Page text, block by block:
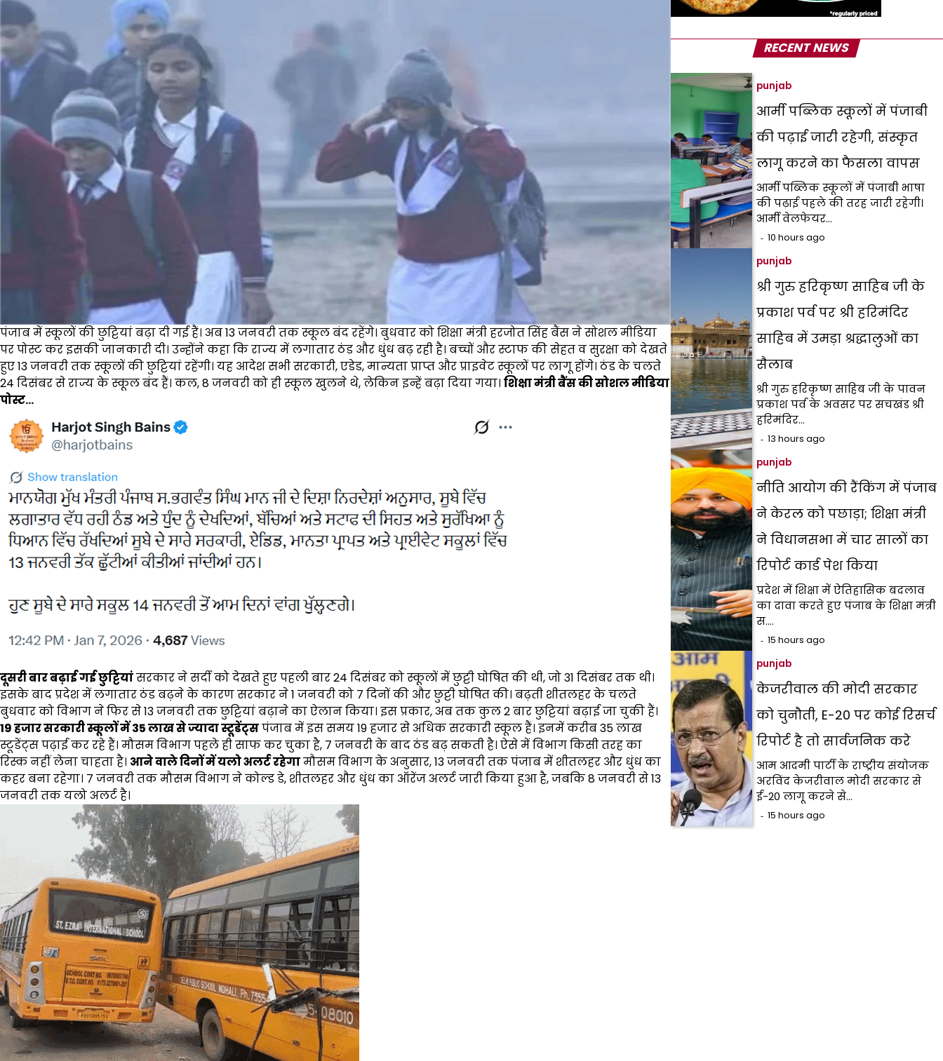
पंजाब में स्कूलों की छुट्टियां बढ़ा दी गई हैं। अब 13 जनवरी तक स्कूल बंद रहेंगे। बुधवार को शिक्षा मंत्री हरजोत सिंह बैंस ने सोशल मीडिया
पर पोस्ट कर इसकी जानकारी दी। उन्होंने कहा कि राज्य में लगातार ठंड और धुंध बढ़ रही है। बच्चों और स्टाफ की सेहत व सुरक्षा को देखते
हुए 13 जनवरी तक स्कूलों की छुट्टियां रहेंगी। यह आदेश सभी सरकारी, एडेड, मान्यता प्राप्त और प्राइवेट स्कूलों पर लागू होंगे। ठंड के चलते
24 दिसंबर से राज्य के स्कूल बंद हैं। कल, 8 जनवरी को ही स्कूल खुलने थे, लेकिन इन्हें बढ़ा दिया गया। शिक्षा मंत्री बैंस की सोशल मीडिया
पोस्ट…
दूसरी बार बढ़ाई गई छुट्टियांसरकार ने सर्दी को देखते हुए पहली बार 24 दिसंबर को स्कूलों में छुट्टी घोषित की थी, जो 31 दिसंबर तक थी।
इसके बाद प्रदेश में लगातार ठंड बढ़ने के कारण सरकार ने 1 जनवरी को 7 दिनों की और छुट्टी घोषित की। बढ़ती शीतलहर के चलते
बुधवार को विभाग ने फिर से 13 जनवरी तक छुट्टियां बढ़ाने का ऐलान किया। इस प्रकार, अब तक कुल 2 बार छुट्टियां बढ़ाई जा चुकी हैं।
19 हजार सरकारी स्कूलों में 35 लाख से ज्यादा स्टूडेंट्सपंजाब में इस समय 19 हजार से अधिक सरकारी स्कूल हैं। इनमें करीब 35 लाख
स्टूडेंट्स पढ़ाई कर रहे हैं। मौसम विभाग पहले ही साफ कर चुका है, 7 जनवरी के बाद ठंड बढ़ सकती है। ऐसे में विभाग किसी तरह का
रिस्क नहीं लेना चाहता है। आने वाले दिनों में यलो अलर्ट रहेगामौसम विभाग के अनुसार, 13 जनवरी तक पंजाब में शीतलहर और धुंध का
कहर बना रहेगा। 7 जनवरी तक मौसम विभाग ने कोल्ड डे, शीतलहर और धुंध का ऑरेंज अलर्ट जारी किया हुआ है, जबकि 8 जनवरी से 13
जनवरी तक यलो अलर्ट है।
RECENT NEWS
punjab
आर्मी पब्लिक स्कूलों में पंजाबी
की पढ़ाई जारी रहेगी, संस्कृत
लागू करने का फैसला वापस
आर्मी पब्लिक स्कूलों में पंजाबी भाषा
की पढ़ाई पहले की तरह जारी रहेगी।
आर्मी वेलफेयर…
10 hours ago
punjab
श्री गुरु हरिकृष्ण साहिब जी के
प्रकाश पर्व पर श्री हरिमंदिर
साहिब में उमड़ा श्रद्धालुओं का
सैलाब
श्री गुरु हरिकृष्ण साहिब जी के पावन
प्रकाश पर्व के अवसर पर सचखंड श्री
हरिमंदिर…
13 hours ago
punjab
नीति आयोग की रैंकिंग में पंजाब
ने केरल को पछाड़ा; शिक्षा मंत्री
ने विधानसभा में चार सालों का
रिपोर्ट कार्ड पेश किया
प्रदेश में शिक्षा में ऐतिहासिक बदलाव
का दावा करते हुए पंजाब के शिक्षा मंत्री
स.…
15 hours ago
punjab
केजरीवाल की मोदी सरकार
को चुनौती, E-20 पर कोई रिसर्च
रिपोर्ट है तो सार्वजनिक करे
आम आदमी पार्टी के राष्ट्रीय संयोजक
अरविंद केजरीवाल मोदी सरकार से
ई-20 लागू करने से…
15 hours ago